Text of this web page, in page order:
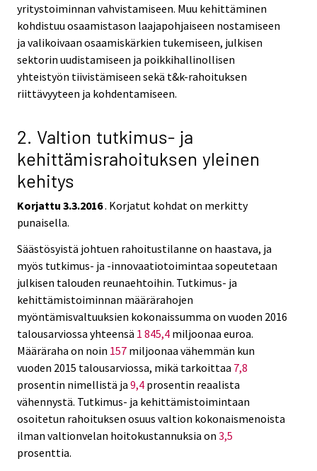
yritystoiminnan vahvistamiseen. Muu kehittäminen
kohdistuu osaamistason laajapohjaiseen nostamiseen
ja valikoivaan osaamiskärkien tukemiseen, julkisen
sektorin uudistamiseen ja poikkihallinollisen
yhteistyön tiivistämiseen sekä t&k-rahoituksen
riittävyyteen ja kohdentamiseen.
2. Valtion tutkimus- ja
kehittämisrahoituksen yleinen
kehitys
Korjattu 3.3.2016. Korjatut kohdat on merkitty
punaisella.
Säästösyistä johtuen rahoitustilanne on haastava, ja
myös tutkimus- ja -innovaatiotoimintaa sopeutetaan
julkisen talouden reunaehtoihin. Tutkimus- ja
kehittämistoiminnan määrärahojen
myöntämisvaltuuksien kokonaissumma on vuoden 2016
talousarviossa yhteensä 1 845,4 miljoonaa euroa.
Määräraha on noin 157 miljoonaa vähemmän kun
vuoden 2015 talousarviossa, mikä tarkoittaa 7,8
prosentin nimellistä ja 9,4 prosentin reaalista
vähennystä. Tutkimus- ja kehittämistoimintaan
osoitetun rahoituksen osuus valtion kokonaismenoista
ilman valtionvelan hoitokustannuksia on 3,5
prosenttia.